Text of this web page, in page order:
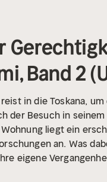
Band 2
in die Toskana,
der Besuch in
liegt ein
an. Was
eigene